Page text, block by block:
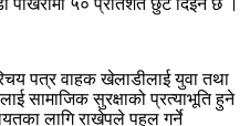
पोखरीमा ५० प्रतिशत छुट दिइने छ ।
पत्र वाहक खेलाडीलाई युवा तथा
सामाजिक सुरक्षाको प्रत्याभूति हुने
लागि राखेपले पहल गर्ने